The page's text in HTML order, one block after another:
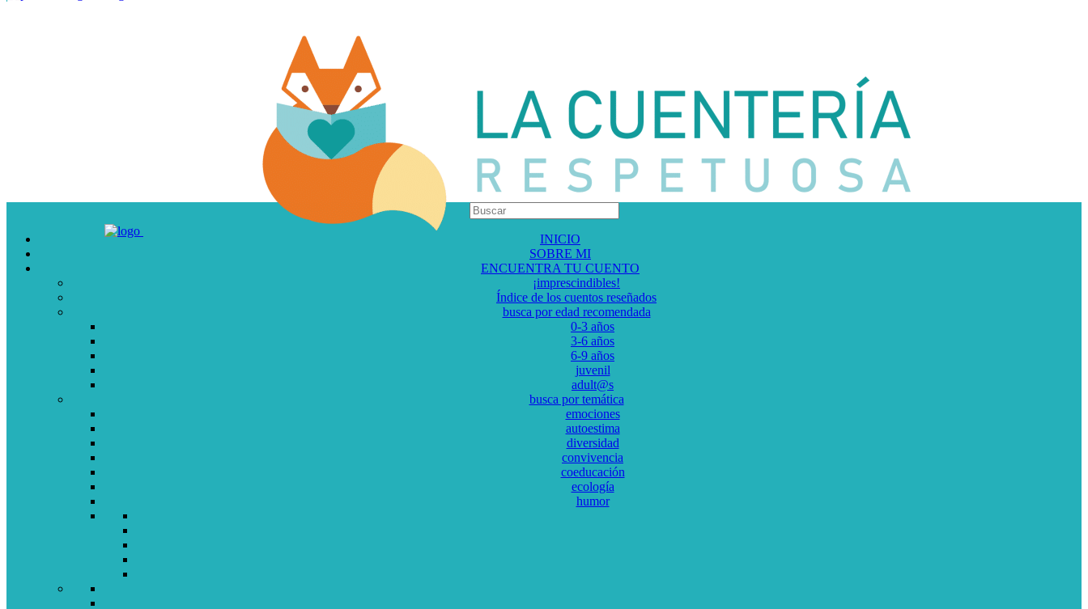
INICIO
SOBRE MI
ENCUENTRA TU CUENTO
¡imprescindibles!
Índice de los cuentos reseñados
busca por edad recomendada
0-3 años
3-6 años
6-9 años
juvenil
adult@s
busca por temática
emociones
autoestima
diversidad
convivencia
coeducación
ecología
humor